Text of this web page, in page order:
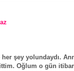
şey yolundaydı.
Oğlum o gün